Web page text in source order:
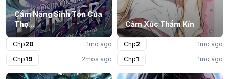
Cẩm Nang Sinh Tồn Của
Thợ...
Chp20
1mo ago
Chp19 2mos ago
Cảm Xúc Thầm Kín
Chp2
1mo ago
Chp1 1mo ago